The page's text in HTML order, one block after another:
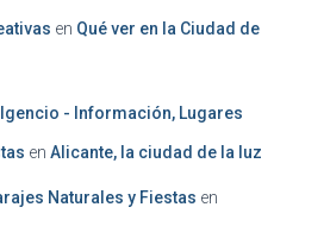
en Qué ver en la Ciudad de
- Información, Lugares
en Alicante, la ciudad de la luz
Naturales y Fiestas en